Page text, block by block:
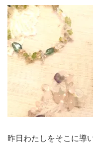
昨日わたしをそこに導